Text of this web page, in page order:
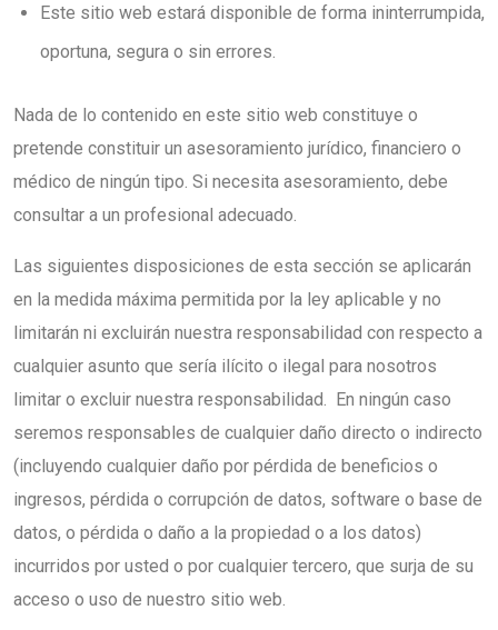
Este sitio web estará disponible de forma ininterrumpida,
oportuna, segura o sin errores.
Nada de lo contenido en este sitio web constituye o
pretende constituir un asesoramiento jurídico, financiero o
médico de ningún tipo. Si necesita asesoramiento, debe
consultar a un profesional adecuado.
Las siguientes disposiciones de esta sección se aplicarán
en la medida máxima permitida por la ley aplicable y no
limitarán ni excluirán nuestra responsabilidad con respecto a
cualquier asunto que sería ilícito o ilegal para nosotros
limitar o excluir nuestra responsabilidad. En ningún caso
seremos responsables de cualquier daño directo o indirecto
(incluyendo cualquier daño por pérdida de beneficios o
ingresos, pérdida o corrupción de datos, software o base de
datos, o pérdida o daño a la propiedad o a los datos)
incurridos por usted o por cualquier tercero, que surja de su
acceso o uso de nuestro sitio web.